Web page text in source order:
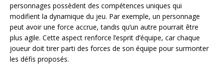
personnages possèdent des compétences uniques qui
modifient la dynamique du jeu. Par exemple, un personnage
peut avoir une force accrue, tandis qu’un autre pourrait être
plus agile. Cette aspect renforce l’esprit d’équipe, car chaque
joueur doit tirer parti des forces de son équipe pour surmonter
les défis proposés.